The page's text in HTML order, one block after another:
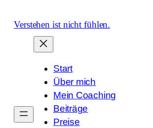
Inhalt
springen
Verstehen ist nicht fühlen.
Start
Über mich
Mein Coaching
Beiträge
Preise